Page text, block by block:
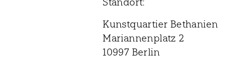
Kunstquartier Bethanien
Mariannenplatz 2
10997 Berlin